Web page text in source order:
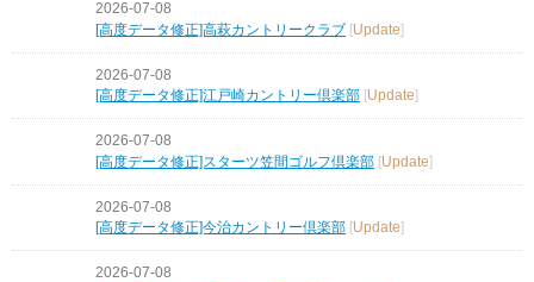
2026-07-08
[高度データ修正]高萩カントリークラブ [Update]
2026-07-08
[高度データ修正]江戸崎カントリー倶楽部 Update
2026-07-08
[高度データ修正]スターツ笠間ゴルフ倶楽部 [Update]
2026-07-08
[高度データ修正]今治カントリー倶楽部 Update
2026-07-08